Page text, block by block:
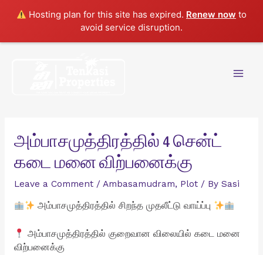
Hosting plan for this site has expired. Renew now to
avoid service disruption.
அம்பாசமுத்திரத்தில் 4 சென்ட்
கடை மனை விற்பனைக்கு
Leave a Comment / Ambasamudram, Plot/ By Sasi
அம்பாசமுத்திரத்தில் சிறந்த முதலீட்டு வாய்ப்பு
அம்பாசமுத்திரத்தில் குறைவான விலையில் கடை மனை
விற்பனைக்கு